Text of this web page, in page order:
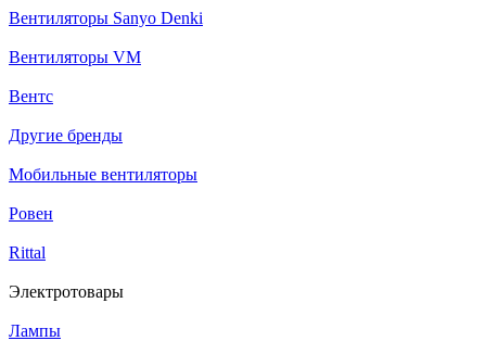
Вентиляторы Sanyo Denki
Вентиляторы VM
Вентс
Другие бренды
Мобильные вентиляторы
Ровен
Rittal
Электротовары
Лампы